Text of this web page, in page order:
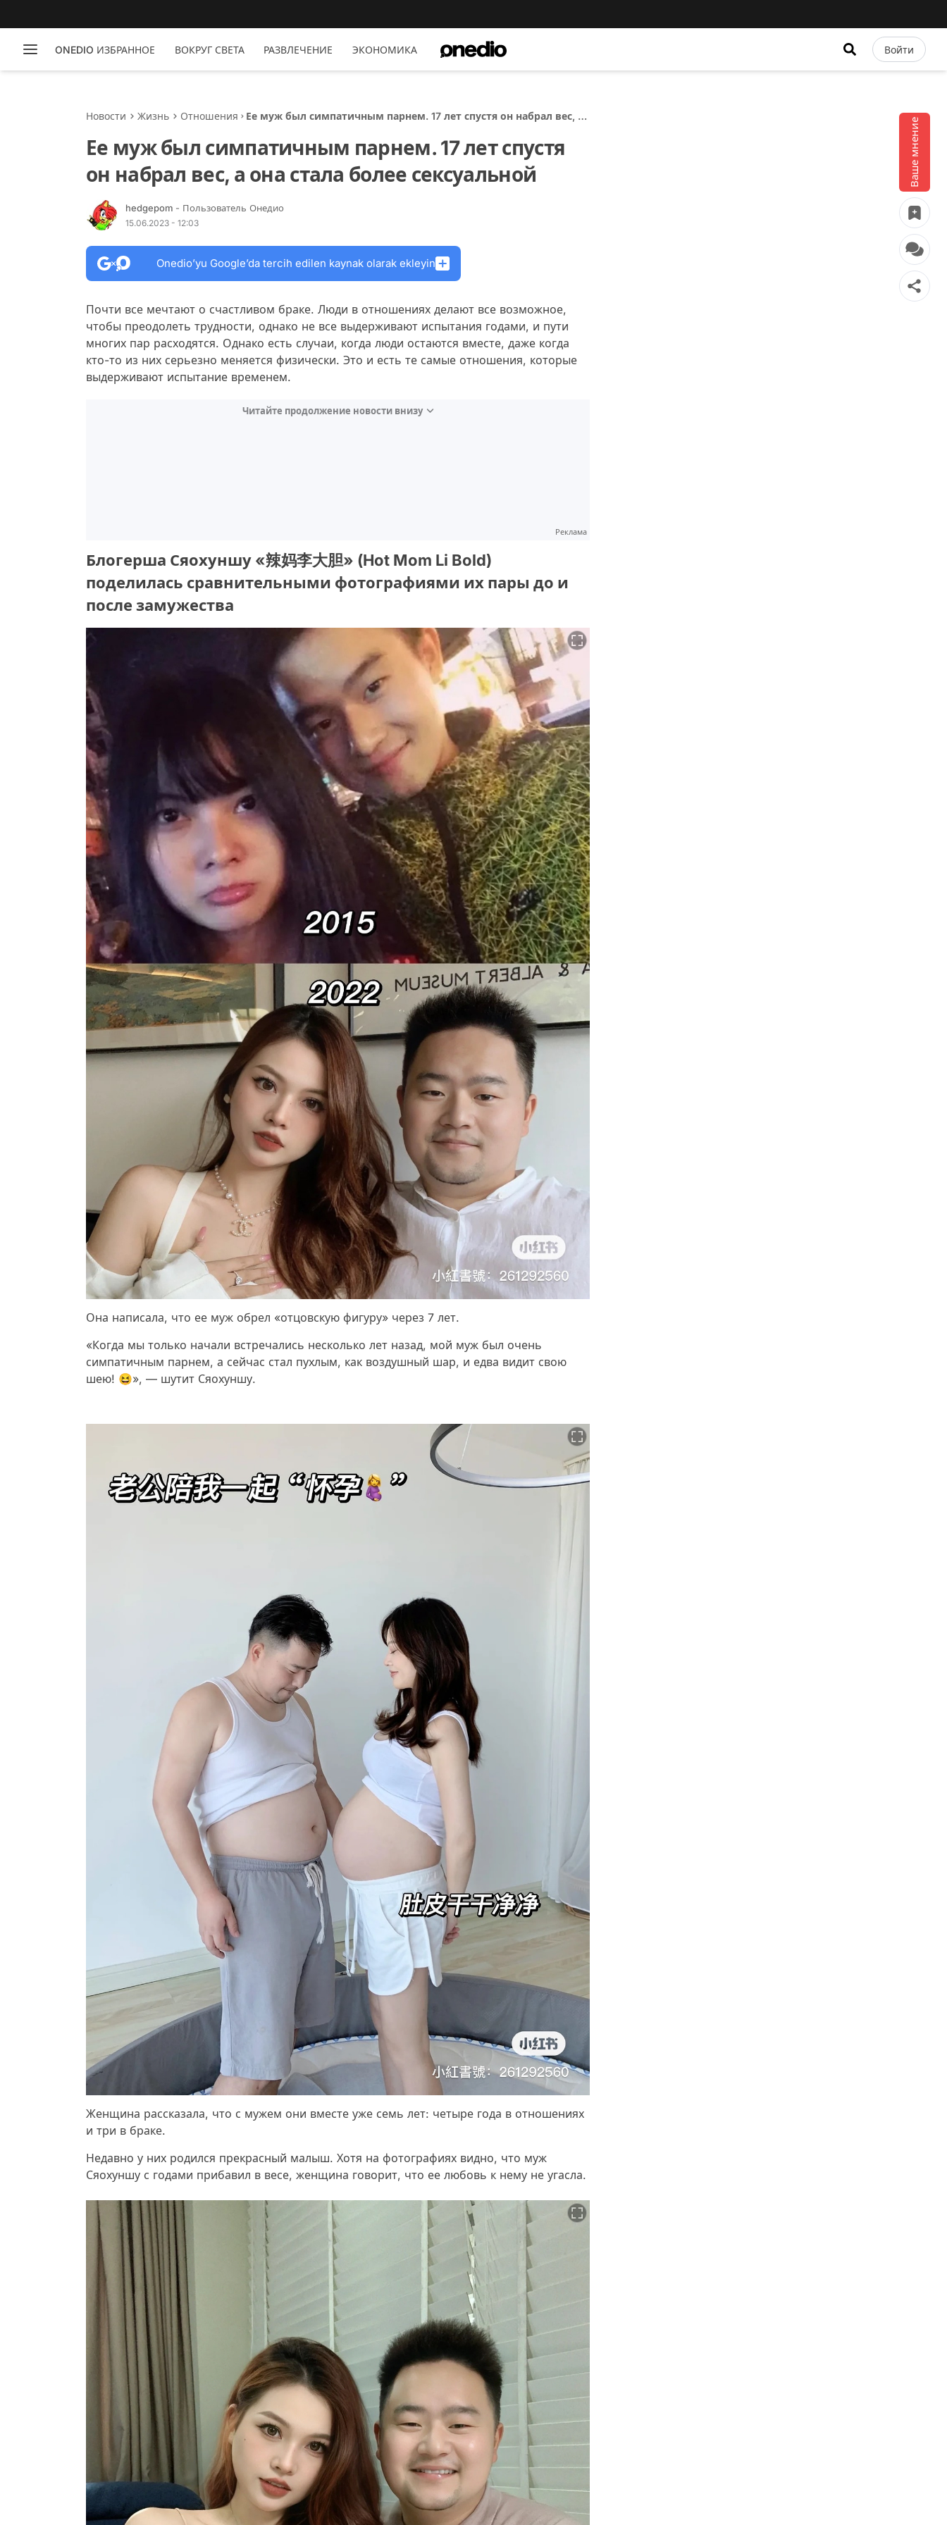
ONEDIO ИЗБРАННОЕ ВОКРУГ СВЕТА РАЗВЛЕЧЕНИЕ ЭКОНОМИКА Войти
Ваше мнение
Новости Жизнь Отношения
Ее муж был симпатичным парнем. 17 лет спустя он набрал вес, а
Ее муж был симпатичным парнем. 17 лет спустя
он набрал вес, а она стала более сексуальной
hedgepom - Пользователь Онедио
15.06.2023 - 12:03
Onedio’yu Google’da tercih edilen kaynak olarak ekleyin
Почти все мечтают о счастливом браке. Люди в отношениях делают все возможное,
чтобы преодолеть трудности, однако не все выдерживают испытания годами, и пути
многих пар расходятся. Однако есть случаи, когда люди остаются вместе, даже когда
кто-то из них серьезно меняется физически. Это и есть те самые отношения, которые
выдерживают испытание временем.
Читайте продолжение новости внизу
Реклама
Блогерша Сяохуншу «辣妈李大胆» (Hot Mom Li Bold)
поделилась сравнительными фотографиями их пары до и
после замужества
Она написала, что ее муж обрел «отцовскую фигуру» через 7 лет.
«Когда мы только начали встречались несколько лет назад, мой муж был очень
симпатичным парнем, а сейчас стал пухлым, как воздушный шар, и едва видит свою
шею! 😆», — шутит Сяохуншу.
Женщина рассказала, что с мужем они вместе уже семь лет: четыре года в отношениях
и три в браке.
Недавно у них родился прекрасный малыш. Хотя на фотографиях видно, что муж
Сяохуншу с годами прибавил в весе, женщина говорит, что ее любовь к нему не угасла.